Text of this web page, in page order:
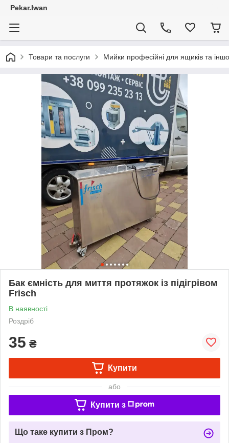
Pekar.Iwan
Товари та послуги Мийки професійні для ящиків та
Бак ємність для миття протяжок із підігрівом
Frisch
В наявності
Роздріб
35 ₴
Купити
або
Купити з
Що таке купити з Пром?